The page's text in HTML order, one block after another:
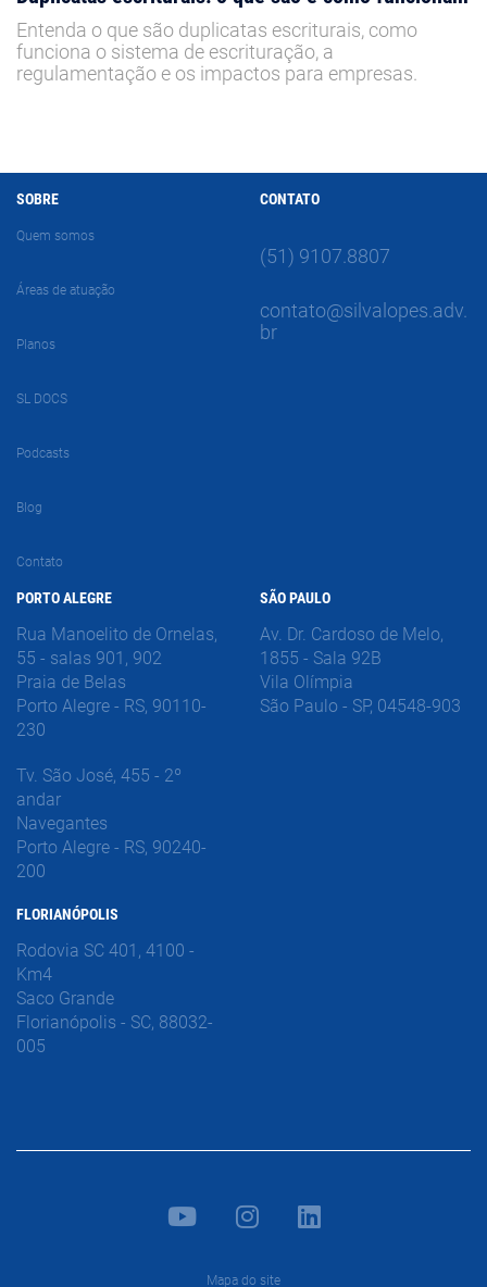
Entenda o que são duplicatas escriturais, como
funciona o sistema de escrituração, a
regulamentação e os impactos para empresas.
SOBRE
Quem somos
Áreas de atuação
Planos
SL DOCS
Podcasts
Blog
Contato
CONTATO
(51) 9107.8807
contato@silvalopes.adv.
br
PORTO ALEGRE
Rua Manoelito de Ornelas,
55 - salas 901, 902
Praia de Belas
Porto Alegre - RS, 90110-
230
Tv. São José, 455 - 2º
andar
Navegantes
Porto Alegre - RS, 90240-
200
FLORIANÓPOLIS
Rodovia SC 401, 4100 -
Km4
Saco Grande
Florianópolis - SC, 88032-
005
SÃO PAULO
Av. Dr. Cardoso de Melo,
1855 - Sala 92B
Vila Olímpia
São Paulo - SP, 04548-903
Mapa do site